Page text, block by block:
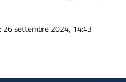
: 26 settembre 2024, 14:43